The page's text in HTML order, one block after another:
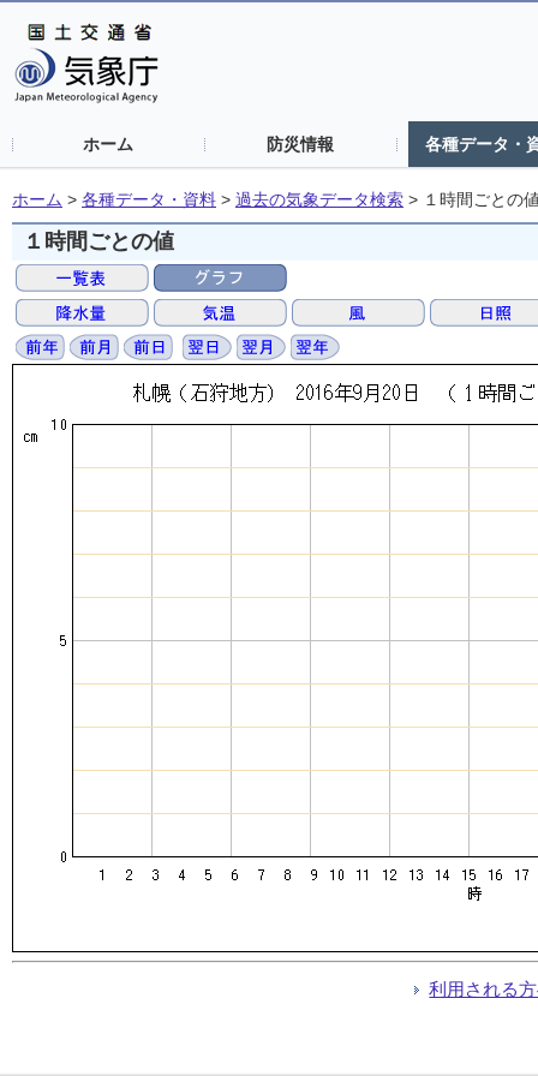
ホーム 防災情報 各種データ・
ホーム > 各種データ・資料 > 過去の気象データ検索 > １時間ごとの
１時間ごとの値
利用される